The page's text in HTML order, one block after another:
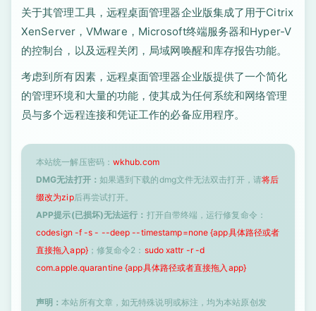
关于其管理工具，远程桌面管理器企业版集成了用于Citrix
XenServer，VMware，Microsoft终端服务器和Hyper-V
的控制台，以及远程关闭，局域网唤醒和库存报告功能。
考虑到所有因素，远程桌面管理器企业版提供了一个简化
的管理环境和大量的功能，使其成为任何系统和网络管理
员与多个远程连接和凭证工作的必备应用程序。
本站统一解压密码： wkhub.com
DMG无法打开： 如果遇到下载的dmg文件无法双击打开，请将后
缀改为zip后再尝试打开。
APP提示(已损坏)无法运行： 打开自带终端，运行修复命令：
codesign -f -s - --deep --timestamp=none {app具体路径或者
直接拖入app}；修复命令2： sudo xattr -r -d
com.apple.quarantine {app具体路径或者直接拖入app}
声明：本站所有文章，如无特殊说明或标注，均为本站原创发